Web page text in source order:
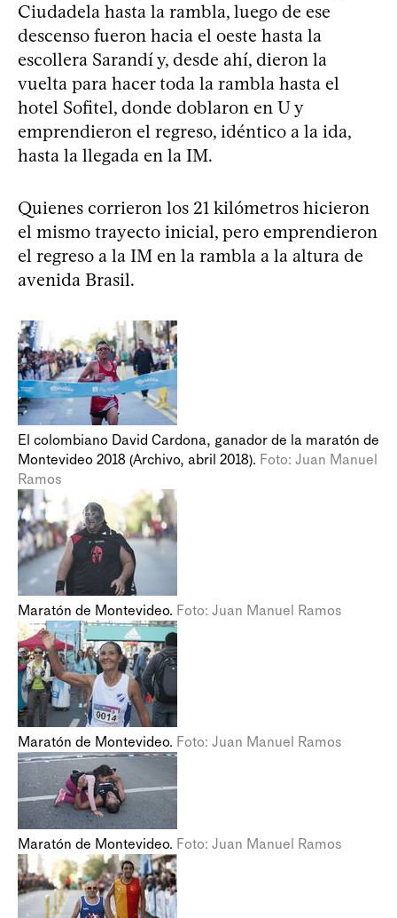
Ciudadela hasta la rambla, luego de ese
descenso fueron hacia el oeste hasta la
escollera Sarandí y, desde ahí, dieron la
vuelta para hacer toda la rambla hasta el
hotel Sofitel, donde doblaron en U y
emprendieron el regreso, idéntico a la ida,
hasta la llegada en la IM.
Quienes corrieron los 21 kilómetros hicieron
el mismo trayecto inicial, pero emprendieron
el regreso a la IM en la rambla a la altura de
avenida Brasil.
El colombiano David Cardona, ganador de la maratón de
Montevideo 2018 (Archivo, abril 2018). Foto: Juan Manuel
Ramos
Maratón de Montevideo. Foto: Juan Manuel Ramos
Maratón de Montevideo. Foto: Juan Manuel Ramos
Maratón de Montevideo. Foto: Juan Manuel Ramos